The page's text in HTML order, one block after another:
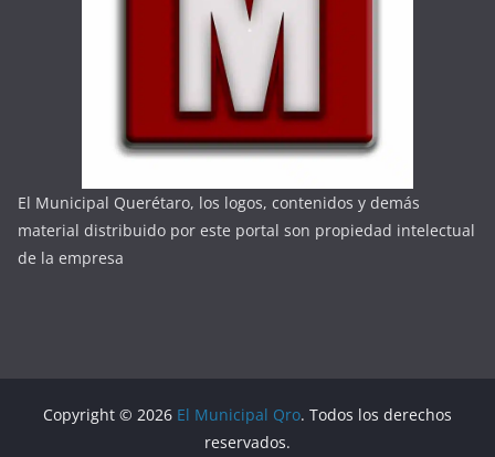
El Municipal Querétaro, los logos, contenidos y demás
material distribuido por este portal son propiedad intelectual
de la empresa
Copyright © 2026 El Municipal Qro. Todos los derechos
reservados.